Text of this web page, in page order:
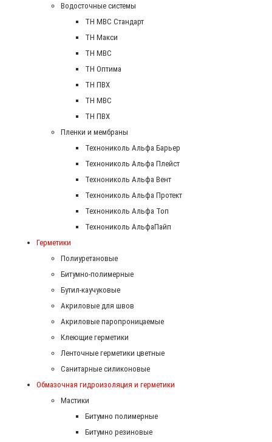
Водосточные системы
TH MBC Стандарт
TH Макси
TH МВС
TH Оптима
TH ПВХ
ТН МВС
ТН ПВХ
Пленки и мембраны
Технониколь Альфа Барьер
Технониколь Альфа Плейст
Технониколь Альфа Вент
Технониколь Альфа Протект
Технониколь Альфа Топ
Технониколь АльфаПайп
Герметики
Полиуретановые
Битумно-полимерные
Бутил-каучуковые
Акриловые для швов
Акриловые паропроницаемые
Клеющие герметики
Ленточные герметики цветные
Санитарные силиконовые
Обмазочная гидроизоляция и герметики
Мастики
Битумно полимерные
Битумно резиновые